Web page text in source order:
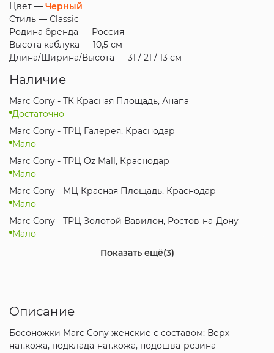
Цвет — Черный
Стиль — Classic
Родина бренда — Россия
Высота каблука — 10,5 см
Длина/Ширина/Высота — 31 / 21 / 13 см
Наличие
Marc Cony - ТК Красная Площадь, Анапа
Достаточно
Marc Cony - ТРЦ Галерея, Краснодар
Мало
Marc Cony - ТРЦ Oz Mall, Краснодар
Мало
Marc Cony - МЦ Красная Площадь, Краснодар
Мало
Marc Cony - ТРЦ Золотой Вавилон, Ростов-на-Дону
Мало
Marc Cony - ТРЦ МореМолл, Сочи
Marc Cony - ТРЦ Вершина PLAZA, Пятигорск
Показать ещё(3)
Описание
Босоножки Marc Cony женские с составом: Верх-
нат.кожа, подклада-нат.кожа, подошва-резина